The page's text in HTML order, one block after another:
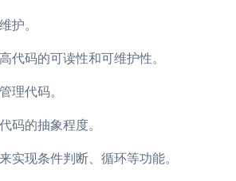
护。
代码的可读性和可维护性。
理代码。
码的抽象程度。
实现条件判断、循环等功能。